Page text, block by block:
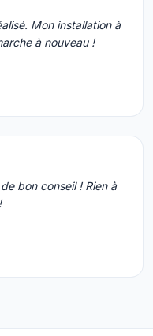
Mon installation à
à nouveau !
bon conseil ! Rien à